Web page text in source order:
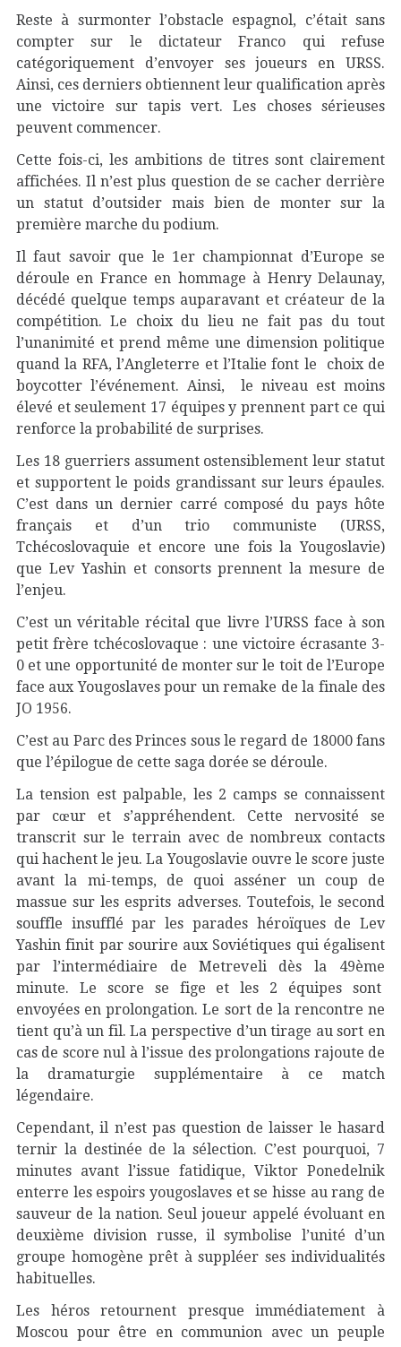
Reste à surmonter l’obstacle espagnol, c’était sans
compter sur le dictateur Franco qui refuse
catégoriquement d’envoyer ses joueurs en URSS.
Ainsi, ces derniers obtiennent leur qualification après
une victoire sur tapis vert. Les choses sérieuses
peuvent commencer.
Cette fois-ci, les ambitions de titres sont clairement
affichées. Il n’est plus question de se cacher derrière
un statut d’outsider mais bien de monter sur la
première marche du podium.
Il faut savoir que le 1er championnat d’Europe se
déroule en France en hommage à Henry Delaunay,
décédé quelque temps auparavant et créateur de la
compétition. Le choix du lieu ne fait pas du tout
l’unanimité et prend même une dimension politique
quand la RFA, l’Angleterre et l’Italie font le choix de
boycotter l’événement. Ainsi, le niveau est moins
élevé et seulement 17 équipes y prennent part ce qui
renforce la probabilité de surprises.
Les 18 guerriers assument ostensiblement leur statut
et supportent le poids grandissant sur leurs épaules.
C’est dans un dernier carré composé du pays hôte
français et d’un trio communiste (URSS,
Tchécoslovaquie et encore une fois la Yougoslavie)
que Lev Yashin et consorts prennent la mesure de
l’enjeu.
C’est un véritable récital que livre l’URSS face à son
petit frère tchécoslovaque : une victoire écrasante 3-
0 et une opportunité de monter sur le toit de l’Europe
face aux Yougoslaves pour un remake de la finale des
JO 1956.
C’est au Parc des Princes sous le regard de 18000 fans
que l’épilogue de cette saga dorée se déroule.
La tension est palpable, les 2 camps se connaissent
par cœur et s’appréhendent. Cette nervosité se
transcrit sur le terrain avec de nombreux contacts
qui hachent le jeu. La Yougoslavie ouvre le score juste
avant la mi-temps, de quoi asséner un coup de
massue sur les esprits adverses. Toutefois, le second
souffle insufflé par les parades héroïques de Lev
Yashin finit par sourire aux Soviétiques qui égalisent
par l’intermédiaire de Metreveli dès la 49ème
minute. Le score se fige et les 2 équipes sont
envoyées en prolongation. Le sort de la rencontre ne
tient qu’à un fil. La perspective d’un tirage au sort en
cas de score nul à l’issue des prolongations rajoute de
la dramaturgie supplémentaire à ce match
légendaire.
Cependant, il n’est pas question de laisser le hasard
ternir la destinée de la sélection. C’est pourquoi, 7
minutes avant l’issue fatidique, Viktor Ponedelnik
enterre les espoirs yougoslaves et se hisse au rang de
sauveur de la nation. Seul joueur appelé évoluant en
deuxième division russe, il symbolise l’unité d’un
groupe homogène prêt à suppléer ses individualités
habituelles.
Les héros retournent presque immédiatement à
Moscou pour être en communion avec un peuple